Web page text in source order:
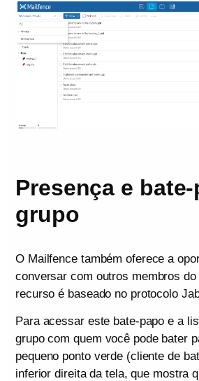
Presença e
grupo
O Mailfence também oferece a
conversar com outros membros
recurso é baseado no protocolo
Para acessar este bate-papo e a
grupo com quem você pode bater
pequeno ponto verde (cliente de
inferior direita da tela, que mostra